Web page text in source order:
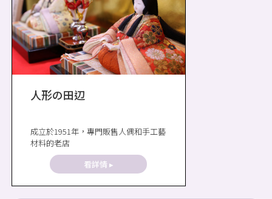
人形の田辺
成立於1951年，專門販售人偶和手工藝
材料的老店
看詳情 ▸